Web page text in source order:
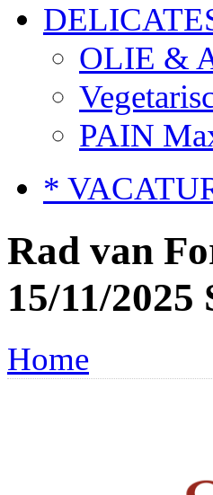
OLIE &
PAIN
*
Rad van
15/11/
Home